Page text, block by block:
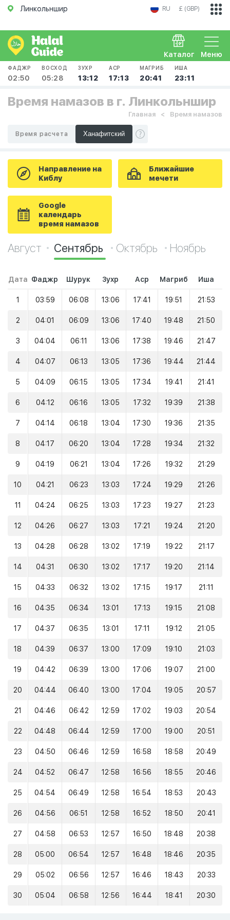
Линкольншир RU £ (GBP)
Меню
Каталог
ФАДЖР
02:50
ВОСХОД
05:28
ЗУХР
13:12
АСР
17:13
МАГРИБ
20:41
ИША
23:11
Время намазов в г. Линкольншир
Главная Время намазов
Время расчета
Направление на
Киблу
Ближайшие
мечети
Google
календарь
время намазов
Август Сентябрь Октябрь Ноябрь
Дата Фаджр Шурук Зухр Аср Магриб Иша
1 03:59 06:08 13:06 17:41 19:51 21:53
2 04:01 06:09 13:06 17:40 19:48 21:50
3 04:04 06:11 13:06 17:38 19:46 21:47
4 04:07 06:13 13:05 17:36 19:44 21:44
5 04:09 06:15 13:05 17:34 19:41 21:41
6 04:12 06:16 13:05 17:32 19:39 21:38
7 04:14 06:18 13:04 17:30 19:36 21:35
8 04:17 06:20 13:04 17:28 19:34 21:32
9 04:19 06:21 13:04 17:26 19:32 21:29
10 04:21 06:23 13:03 17:24 19:29 21:26
11 04:24 06:25 13:03 17:23 19:27 21:23
12 04:26 06:27 13:03 17:21 19:24 21:20
13 04:28 06:28 13:02 17:19 19:22 21:17
14 04:31 06:30 13:02 17:17 19:20 21:14
15 04:33 06:32 13:02 17:15 19:17 21:11
16 04:35 06:34 13:01 17:13 19:15 21:08
17 04:37 06:35 13:01 17:11 19:12 21:05
18 04:39 06:37 13:00 17:09 19:10 21:03
19 04:42 06:39 13:00 17:06 19:07 21:00
20 04:44 06:40 13:00 17:04 19:05 20:57
21 04:46 06:42 12:59 17:02 19:03 20:54
22 04:48 06:44 12:59 17:00 19:00 20:51
23 04:50 06:46 12:59 16:58 18:58 20:49
24 04:52 06:47 12:58 16:56 18:55 20:46
25 04:54 06:49 12:58 16:54 18:53 20:43
26 04:56 06:51 12:58 16:52 18:50 20:41
27 04:58 06:53 12:57 16:50 18:48 20:38
28 05:00 06:54 12:57 16:48 18:46 20:35
29 05:02 06:56 12:57 16:46 18:43 20:33
30 05:04 06:58 12:56 16:44 18:41 20:30